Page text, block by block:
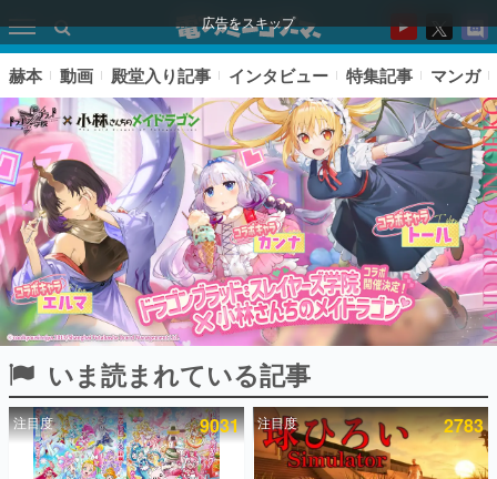
広告をスキップ
ピックアップ
電ファミのいま読まれている記事ランキング
赫本 動画 殿堂入り記事 インタビュー 特集記事 マンガ
いま読まれている記事
注目度 9031 注目度 2783